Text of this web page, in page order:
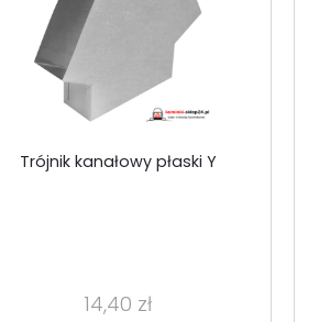
Trójnik kanałowy płaski Y
14,40 zł